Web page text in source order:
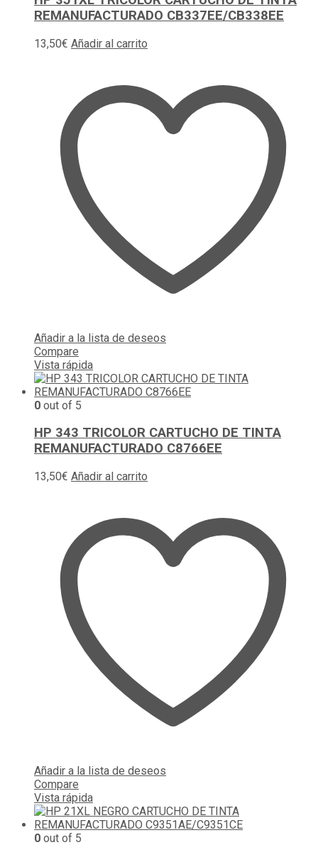
REMANUFACTURADO CB337EE/CB338EE
13,50€ Añadir al carrito
Añadir a la lista de deseos
Compare
Vista rápida
0 out of 5
HP 343 TRICOLOR CARTUCHO DE TINTA
REMANUFACTURADO C8766EE
13,50€ Añadir al carrito
Añadir a la lista de deseos
Compare
Vista rápida
0 out of 5